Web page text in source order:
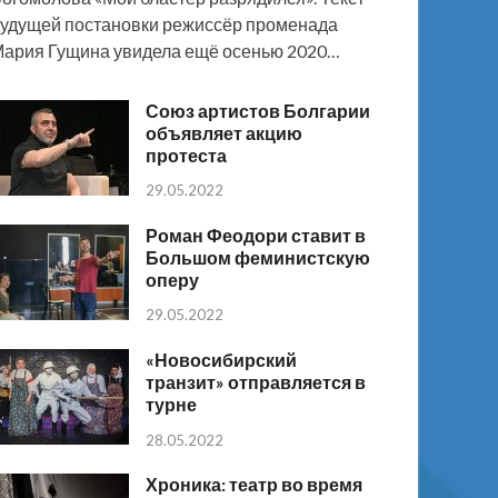
постановки режиссёр променада
Гущина увидела ещё осенью 2020…
Союз артистов Болгарии
объявляет акцию
протеста
29.05.2022
Роман Феодори ставит в
Большом феминистскую
оперу
29.05.2022
«Новосибирский
транзит» отправляется в
турне
28.05.2022
Хроника: театр во время